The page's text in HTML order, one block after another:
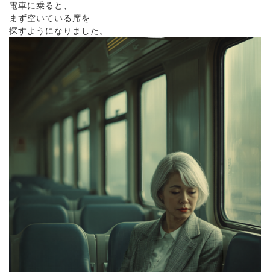
電車に乗ると、
まず空いている席を
探すようになりました。